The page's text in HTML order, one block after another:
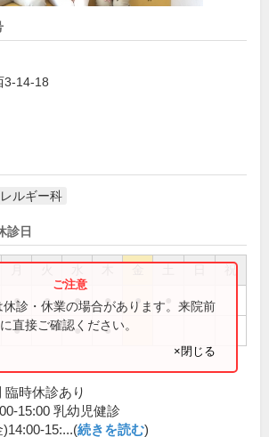
3-14-18
ルギー科
診日
祝
● ● ● ● ●
● ● ●
診・休業の場合があります。来院前
直接ご確認ください。
×閉じる
臨時休診あり
15:00 乳幼児健診
15:...(続きを読む)